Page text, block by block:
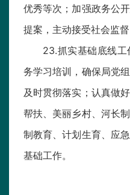
优秀等次；加强政务公
提案，主动接受社会监督
23.抓实基础底线
务学习培训，确保局党
及时贯彻落实；认真做
帮扶、美丽乡村、河长
制教育、计划生育、应
基础工作。